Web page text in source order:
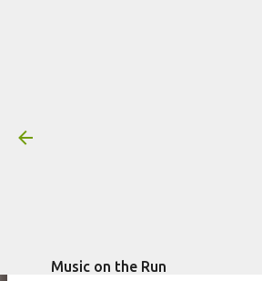
Music on the Run
Resenha: Kurt Vile –